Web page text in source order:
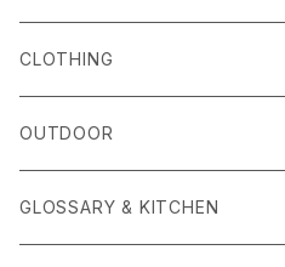
alls
Amina Collection
APOTHEKE FRAGRANCE
CLOTHING
OUTER
TOPS
OUTDOOR
CARRYING GOODS
GLOSSARY & KITCHEN